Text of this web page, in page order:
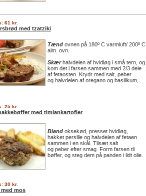
61 kr.
med tzatziki
Tænd ovnen på 180º C varmluft/ 200º C
alm. ovn.
Skærhalvdelen af hvidløg i små tern, og
kom det i farsen sammen med 2/3 dele
af fetaosten. Krydr med salt, peber
og halvdelen af oregano og basilikum, ...
25 kr.
med timiankartofler
Bland oksekød, presset hvidløg,
hakket persille og halvdelen af fetaen
sammen i en skål. Tilsæt salt
og peber efter smag. Form farsen til
bøffer, og steg dem på panden i lidt olie.
30 kr.
mos